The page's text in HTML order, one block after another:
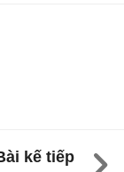
kế tiếp